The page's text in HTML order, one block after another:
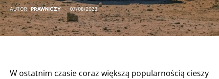
AUTOR PRAWNICZY 07/08/2023
W ostatnim czasie coraz większą popularnością cieszy